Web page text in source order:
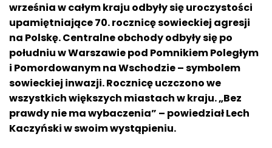
września w całym kraju odbyły się uroczystości
upamiętniające 70. rocznicę sowieckiej agresji
na Polskę. Centralne obchody odbyły się po
południu w Warszawie pod Pomnikiem Poległym
i Pomordowanym na Wschodzie – symbolem
sowieckiej inwazji. Rocznicę uczczono we
wszystkich większych miastach w kraju. „Bez
prawdy nie ma wybaczenia” – powiedział Lech
Kaczyński w swoim wystąpieniu.